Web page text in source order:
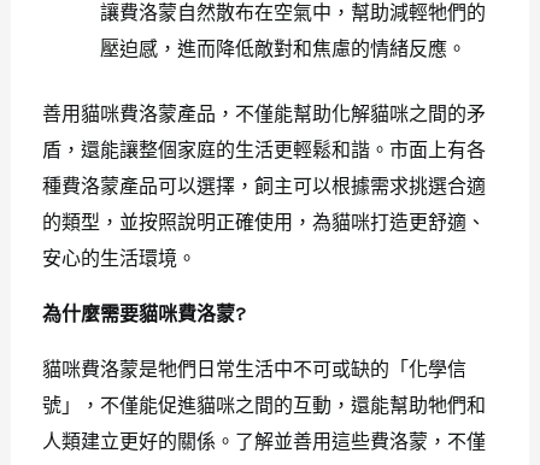
讓費洛蒙自然散布在空氣中，幫助減輕牠們的
壓迫感，進而降低敵對和焦慮的情緒反應。
善用貓咪費洛蒙產品，不僅能幫助化解貓咪之間的矛
盾，還能讓整個家庭的生活更輕鬆和諧。市面上有各
種費洛蒙產品可以選擇，飼主可以根據需求挑選合適
的類型，並按照說明正確使用，為貓咪打造更舒適、
安心的生活環境。
為什麼需要貓咪費洛蒙?
貓咪費洛蒙是牠們日常生活中不可或缺的「化學信
號」，不僅能促進貓咪之間的互動，還能幫助牠們和
人類建立更好的關係。了解並善用這些費洛蒙，不僅